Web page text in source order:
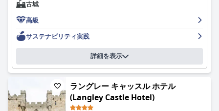
レストランの料理は一部のゲストからセンセーショナルであると
評価されました。ボベイ・キャッスルの宿泊施設は、見事で歴史
的な環境の中で、豪華で快適な滞在を提供します。敷地は手入れ
が行き届いており、ほとんどがフレンドリーで親切な、行き届い
たスタッフがいます。スパとプールエリアは楽しめますが、スパ
施設を利用するだけでも追加料金がかかります。ボベイ・キャッ
スルは、幼い子供連れの家族を含む、あらゆる年齢層の人々に対
応する、家族向けのホテルです。ホテルのサービスと基準は、5
つ星ホテルに期待される水準に達していないというレビューもあ
りますが、卓越していて神聖であると評する人もいます。全体と
して、ボベイ・キャッスルは、見逃せない豪華な体験を提供する
美しいホテルです。
古城
高級
サステナビリティ実践
詳細を表示
ラングレー キャッスル ホテル
(Langley Castle Hotel)